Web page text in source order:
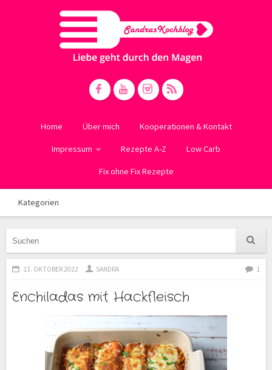
Home Über mich Kooperationen & Kontakt
Impressum Rezepte A-Z Low Carb
Fix ohne Fix Rezepte
Kategorien
13. OKTOBER 2022 SANDRA 1
Enchiladas mit Hackfleisch